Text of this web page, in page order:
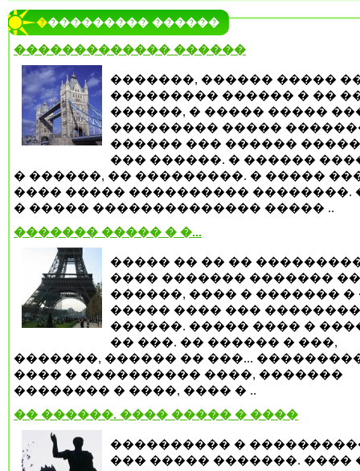
���������� ������
������������� ������
�������, ������ �����
��������� ������ � ��
������, � ����� �����
��������� �����
������ ��� ������
��� ������. � ������
� ������, �� ���������. � �����
���� ����� ���������� ��������.
� ����� �������������� ����� ..
������� ����� � �...
����� �� �� ��
���� ������� �������
������, ���� � ������� �
����� ���� ���
������. ����� ���� �
�� ���. �� ������ � ���,
�������, ������ �� ���...
���� � ���������� ����, �������
�������� � ����, ���� � ..
�� ������. ���� ����� � ����
���������� �
��� ����� �������. ����